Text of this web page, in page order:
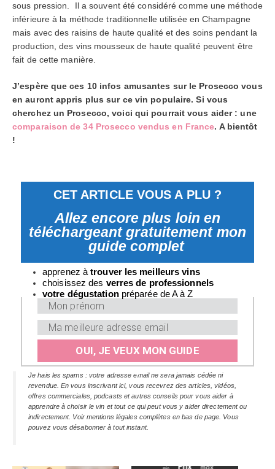
sous pression. Il a souvent été considéré comme une méthode
inférieure à la méthode traditionnelle utilisée en Champagne
mais avec des raisins de haute qualité et des soins pendant la
production, des vins mousseux de haute qualité peuvent être
fait de cette manière.
J’espère que ces 10 infos amusantes sur le Prosecco vous
en auront appris plus sur ce vin populaire. Si vous
cherchez un Prosecco, voici qui pourrait vous aider : une
comparaison de 34 Prosecco vendus en France. A bientôt
!
CET ARTICLE VOUS A PLU ?
Allez encore plus loin en
téléchargeant gratuitement mon
guide complet
apprenez àtrouver les meilleurs vins
choisissez des verres de professionnels
votre dégustation préparée de A à Z
OUI, JE VEUX MON GUIDE
Je hais les spams : votre adresse email ne sera jamais cédée ni
revendue. En vous inscrivant ici, vous recevrez des articles, vidéos,
offres commerciales, podcasts et autres conseils pour vous aider à
apprendre à choisir le vin et tout ce qui peut vous y aider directement ou
indirectement. Voir mentions légales complètes en bas de page. Vous
pouvez vous désabonner à tout instant.